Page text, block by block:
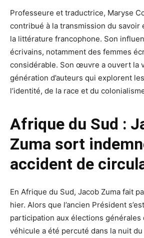
Professeure et traductrice, Maryse
contribué à la transmission du savoir
la littérature francophone. Son
écrivains, notamment des femmes
considérable. Son œuvre a ouvert la
génération d’auteurs qui explorent
l’identité, de la race et du
Afrique du Sud :
Zuma sort
accident de
En Afrique du Sud, Jacob Zuma fait
hier. Alors que l’ancien Président
participation aux élections générales
véhicule a été percuté dans la nuit